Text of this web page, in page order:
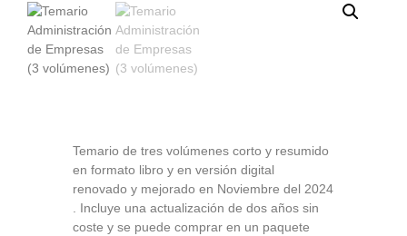
Temario de tres volúmenes corto y resumido
en formato libro y en versión digital
renovado y mejorado en Noviembre del 2024
. Incluye una actualización de dos años sin
coste y se puede comprar en un paquete